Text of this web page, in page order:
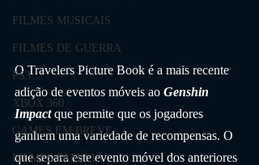
FILMES MUSICAIS
FILMES DE GUERRA
PS3
XBOX 360
GAMES EM BREVE
FILMES FAMÍLIA
O Travelers Picture Book é a mais recente
adição de eventos móveis ao Genshin
Impact que permite que os jogadores
ganhem uma variedade de recompensas. O
que separa este evento móvel dos anteriores